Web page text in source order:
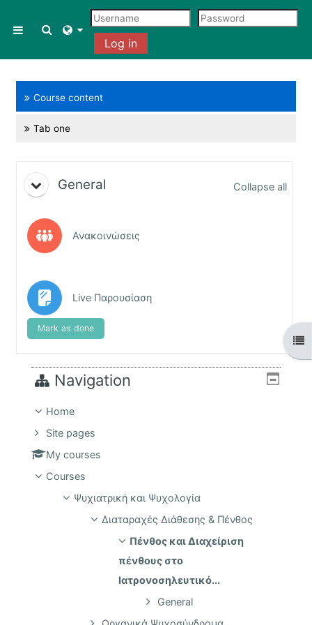
Side panel
Toggle search input
Log in
Course content
Tab one
Topic outline
General Collapse all
ΑνακοινώσειςForum
Live ΠαρουσίασηPage
Mark as done
Blocks
Navigation
Home
Site pages
My courses
Courses
Ψυχιατρική και Ψυχολογία
Διαταραχές Διάθεσης & Πένθος
Πένθος και Διαχείριση
πένθους στο
Ιατρονοσηλευτικό...
General